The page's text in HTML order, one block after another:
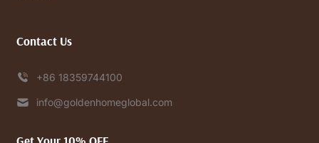
Contact Us
+86 18359744100
info@goldenhomeglobal.com